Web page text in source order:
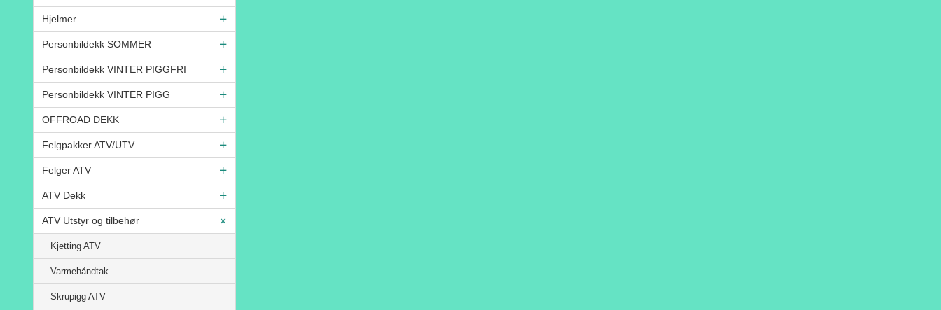
Hjelmer
Personbildekk SOMMER
Personbildekk VINTER PIGGFRI
Personbildekk VINTER PIGG
OFFROAD DEKK
Felgpakker ATV/UTV
Felger ATV
ATV Dekk
ATV Utstyr og tilbehør
Kjetting ATV
Varmehåndtak
Skrupigg ATV